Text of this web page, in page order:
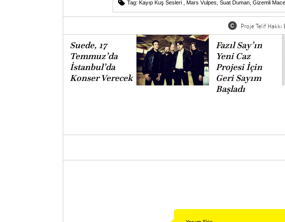
Tag: Kayıp Kuş Sesleri Mars Vulpes Suat Duman Gizemli
Proje Telif Hakkı
Suede, 17
Temmuz’da
İstanbul’da
Konser Verecek
Fazıl Say’ın
Yeni Caz
Projesi İçin
Geri Sayım
Başladı